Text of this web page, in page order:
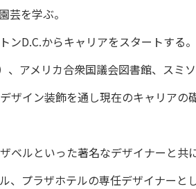
芸を学ぶ。
D.C.からキャリアをスタートする。
、アメリカ合衆国議会図書館、スミ
ザイン装飾を通し現在のキャリアの
ベルといった著名なデザイナーと共
、プラザホテルの専任デザイナーと